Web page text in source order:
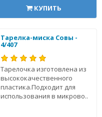
КУПИТЬ
Тарелка-миска Совы -
4/407
Тарелочка изготовлена из
высококачественного
пластика.Подходит для
использования в микрово..